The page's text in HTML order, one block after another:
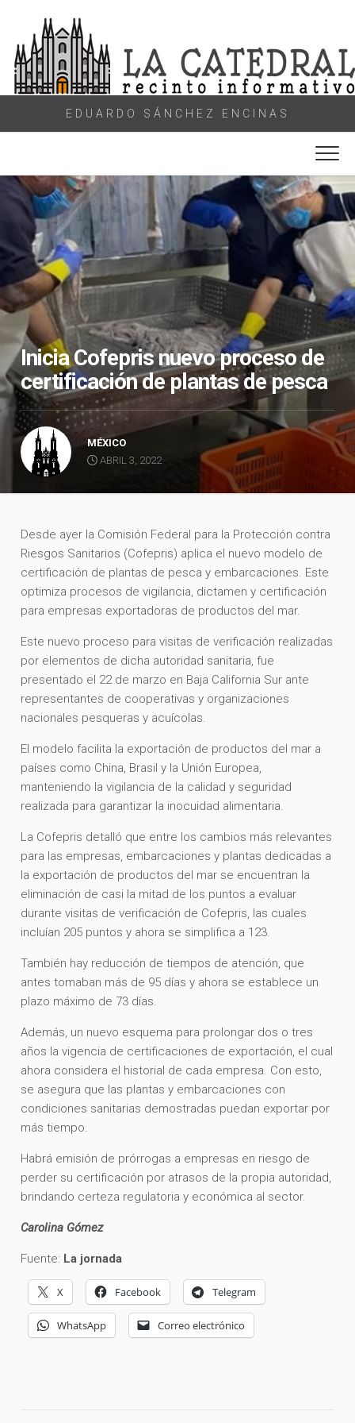
content
EDUARDO SÁNCHEZ ENCINAS
Inicia Cofepris nuevo proceso de
certificación de plantas de pesca
MÉXICO
ABRIL 3, 2022
Desde ayer la Comisión Federal para la Protección contra
Riesgos Sanitarios (Cofepris) aplica el nuevo modelo de
certificación de plantas de pesca y embarcaciones. Este
optimiza procesos de vigilancia, dictamen y certificación
para empresas exportadoras de productos del mar.
Este nuevo proceso para visitas de verificación realizadas
por elementos de dicha autoridad sanitaria, fue
presentado el 22 de marzo en Baja California Sur ante
representantes de cooperativas y organizaciones
nacionales pesqueras y acuícolas.
El modelo facilita la exportación de productos del mar a
países como China, Brasil y la Unión Europea,
manteniendo la vigilancia de la calidad y seguridad
realizada para garantizar la inocuidad alimentaria.
La Cofepris detalló que entre los cambios más relevantes
para las empresas, embarcaciones y plantas dedicadas a
la exportación de productos del mar se encuentran la
eliminación de casi la mitad de los puntos a evaluar
durante visitas de verificación de Cofepris, las cuales
incluían 205 puntos y ahora se simplifica a 123.
También hay reducción de tiempos de atención, que
antes tomaban más de 95 días y ahora se establece un
plazo máximo de 73 días.
Además, un nuevo esquema para prolongar dos o tres
años la vigencia de certificaciones de exportación, el cual
ahora considera el historial de cada empresa. Con esto,
se asegura que las plantas y embarcaciones con
condiciones sanitarias demostradas puedan exportar por
más tiempo.
Habrá emisión de prórrogas a empresas en riesgo de
perder su certificación por atrasos de la propia autoridad,
brindando certeza regulatoria y económica al sector.
Carolina Gómez
Fuente: La jornada
X Facebook Telegram
WhatsApp Correo electrónico